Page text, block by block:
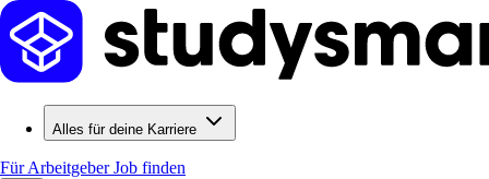
Alles für deine Karriere
Für ArbeitgeberJob finden